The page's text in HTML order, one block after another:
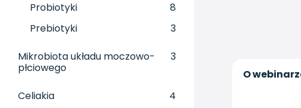
Probiotyki
8
Prebiotyki
3
Mikrobiota układu moczowo-
płciowego
3
Celiakia 4
O